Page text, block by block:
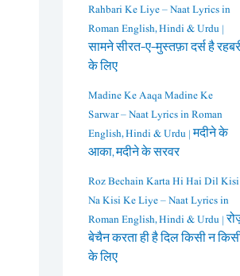
Rahbari Ke Liye – Naat Lyrics in
Roman English, Hindi & Urdu |
सामने सीरत-ए-मुस्तफ़ा दर्स है
के लिए
Madine Ke Aaqa Madine Ke
Sarwar – Naat Lyrics in Roman
English, Hindi & Urdu | मदीने के
आका, मदीने के सरवर
Roz Bechain Karta Hi Hai Dil Kisi
Na Kisi Ke Liye – Naat Lyrics in
Roman English, Hindi & Urdu |
बेचैन करता ही है दिल किसी न
के लिए